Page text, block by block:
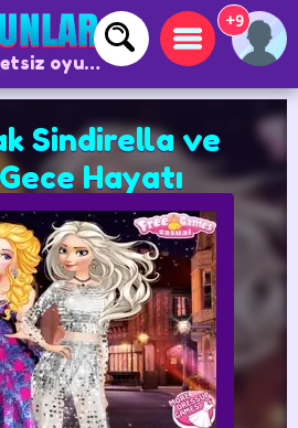
Oyunlar, ücretsiz oyunlar ve çevrimiçi oyunlar
+9
Sindirella ve
Hayatı